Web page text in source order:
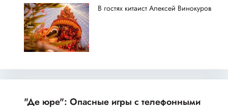
В гостях китаист Алексей Винокуров
"Де юре": Опасные игры с телефонными